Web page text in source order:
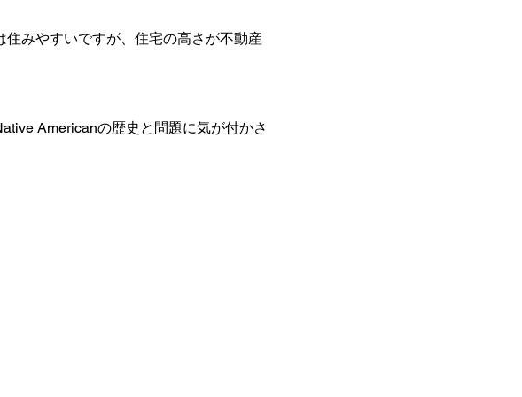
みやすいですが、住宅の高さが不動産
Americanの歴史と問題に気が付かさ